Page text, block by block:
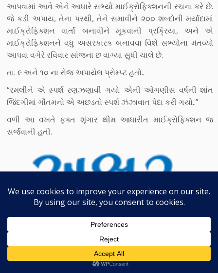
આપવામાં આવે એને આધારે સભ્યો માઈક્રોફિક્શનની રચના કરે છે.
જે કડી અપાય, તેના પરથી, તેને સમાવીને ૨૦૦ શબ્દોની મર્યાદામાં
માઈક્રોફિક્શન વાર્તા બનાવીને મૂકવાની પ્રક્રિયા, અને એ
માઈક્રોફિક્શનને વધુ અસરકારક બનાવવા વિશે સભ્યોના મંતવ્યો
આપવા વગેરે રવિવાર સાંંજના છ વાગ્યા સુધી ચાલે છે.
તા. ૯ અને ૧૦ ના રોજ અપાયેલ પ્રોમ્પ્ટ હતો..
“રમલીને એ સ્પર્શ રણઝણાવી ગયો. એની ઓગણીસ વર્ષની શાંત
જિંદગીમાં ગૌતમનો એ અછડતો સ્પર્શ ઝંઝાવાત પેદા કરી ગયો..”
વળી આ વખતે ફક્ત શૃંગાર થીમ આધારીત માઈક્રોફિક્શન જ
સર્જવાની હતી.